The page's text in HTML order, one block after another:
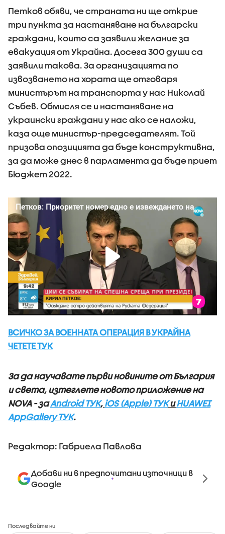
Петков обяви, че страната ни ще открие
три пункта за настаняване на български
граждани, които са заявили желание за
евакуация от Украйна. Досега 300 души са
заявили такова. За организацията по
извозването на хората ще отговаря
министърът на транспорта у нас Николай
Събев. Обмисля се и настаняване на
украински граждани у нас ако се наложи,
каза още министър-председателят. Той
призова опозицията да бъде конструктивна,
за да може днес в парламента да бъде приет
Бюджет 2022.
ВСИЧКО ЗА ВОЕННАТА ОПЕРАЦИЯ В УКРАЙНА
ЧЕТЕТЕ ТУК
За да научавате първи новините от България
и света, изтеглете новото приложение на
NOVA - заAndroid ТУК, iOS (Apple) ТУКиHUAWEI
AppGallery ТУК.
Редактор: Габриела Павлова
Добави ни в предпочитани източници в
Google
Последвайте ни